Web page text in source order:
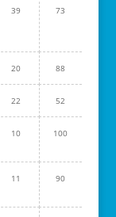
39 73
20 88
22 52
10 100
11 90